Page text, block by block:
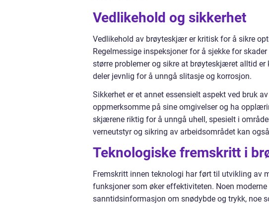
Vedlikehold og sikkerhet
Vedlikehold av brøyteskjær er kritisk for å sikre
Regelmessige inspeksjoner for å sjekke for
større problemer og sikre at brøyteskjæret alltid
deler jevnlig for å unngå slitasje og korrosjon.
Sikkerhet er et annet essensielt aspekt ved bruk
oppmerksomme på sine omgivelser og ha
skjærene riktig for å unngå uhell, spesielt i
verneutstyr og sikring av arbeidsområdet kan
Teknologiske fremskritt i
Fremskritt innen teknologi har ført til utvikling av
funksjoner som øker effektiviteten. Noen
sanntidsinformasjon om snødybde og trykk, noe